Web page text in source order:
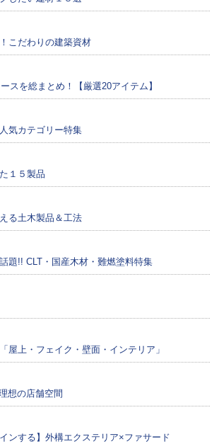
こだわりの建築資材
スを総まとめ！【厳選20アイテム】
気カテゴリー特集
１５製品
る土木製品＆工法
題!! CLT・国産木材・難燃塗料特集
屋上・フェイク・壁面・インテリア」
想の店舗空間
ンする】外構エクステリア×ファサード